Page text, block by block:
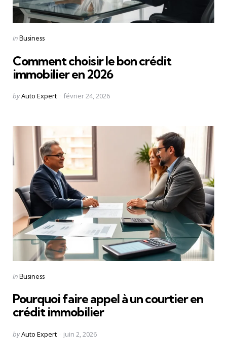
Categories
Posted
inBusiness
Comment choisir le bon crédit
immobilier en 2026
Posted
byAuto Expert février 24, 2026
Categories
Posted
inBusiness
Pourquoi faire appel à un courtier en
crédit immobilier
Posted
byAuto Expert juin 2, 2026